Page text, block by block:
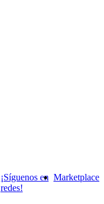
¡Síguenos en
redes!
Marketplace